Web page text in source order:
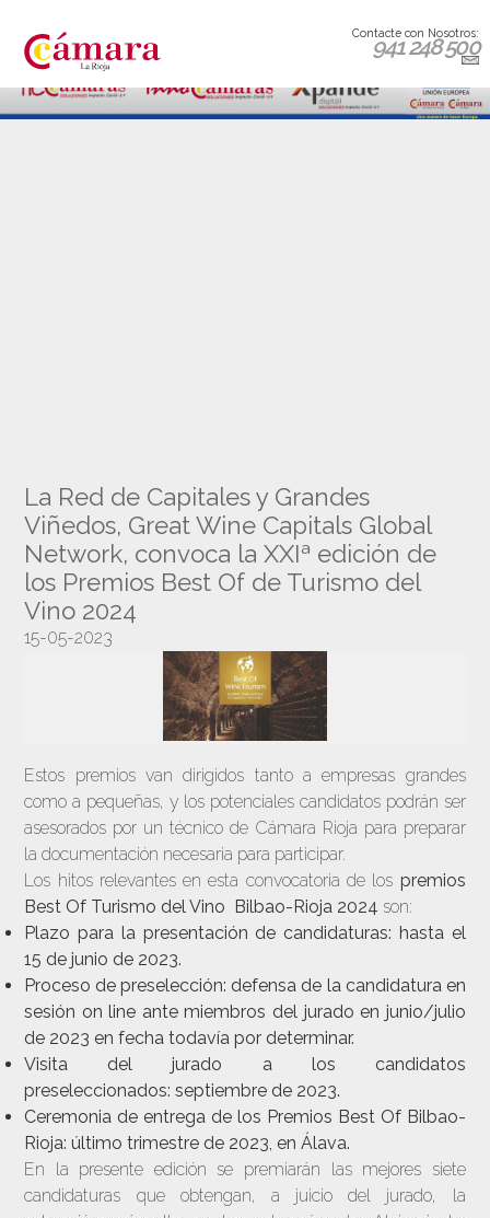
Contacte con Nosotros:
941 248 500
La Red de Capitales y Grandes
Viñedos, Great Wine Capitals Global
Network, convoca la XXIª edición de
los Premios Best Of de Turismo del
Vino 2024
15-05-2023
Estos premios van dirigidos tanto a empresas grandes
como a pequeñas, y los potenciales candidatos podrán ser
asesorados por un técnico de Cámara Rioja para preparar
la documentación necesaria para participar.
Los hitos relevantes en esta convocatoria de los premios
Best Of Turismo del Vino Bilbao-Rioja 2024 son:
Plazo para la presentación de candidaturas: hasta el
15 de junio de 2023.
Proceso de preselección: defensa de la candidatura en
sesión on line ante miembros del jurado en junio/julio
de 2023 en fecha todavía por determinar.
Visita del jurado a los candidatos
preseleccionados: septiembre de 2023.
Ceremonia de entrega de los Premios Best Of Bilbao-
Rioja: último trimestre de 2023, en Álava.
En la presente edición se premiarán las mejores siete
candidaturas
que obtengan, a juicio del jurado, la